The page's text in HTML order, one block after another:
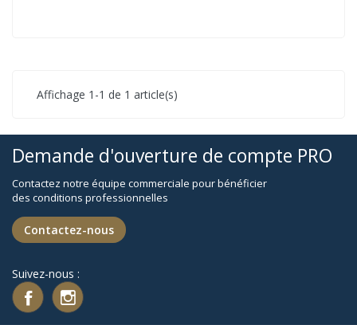
Affichage 1-1 de 1 article(s)
Demande d'ouverture de compte PRO
Contactez notre équipe commerciale pour bénéficier
des conditions professionnelles
Contactez-nous
Suivez-nous :